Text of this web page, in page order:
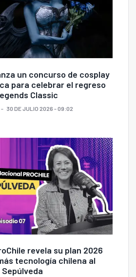
un concurso de cosplay
para celebrar el regreso
Classic
30 DE JULIO 2026 - 09:02
revela su plan 2026
tecnología chilena al